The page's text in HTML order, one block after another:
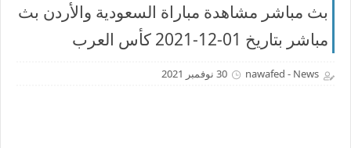
بث مباشر مشاهدة مباراة السعودية والأردن بث
مباشر بتاريخ 01-12-2021 كأس العرب
nawafed - News 30 نوفمبر 2021